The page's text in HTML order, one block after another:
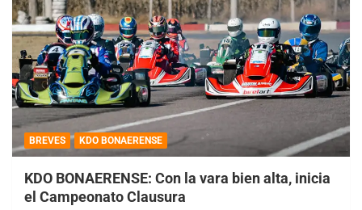
BREVES KDO BONAERENSE
KDO BONAERENSE: Con la vara bien alta, inicia
el Campeonato Clausura